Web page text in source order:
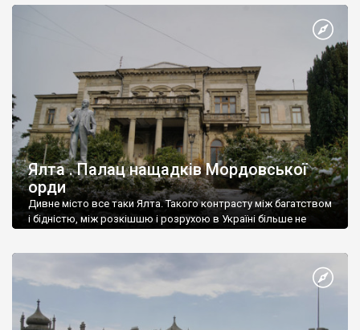
Ялта . Палац нащадків Мордовської
орди
Дивне місто все таки Ялта. Такого контрасту між багатством
і бідністю, між розкішшю і розрухою в Україні більше не